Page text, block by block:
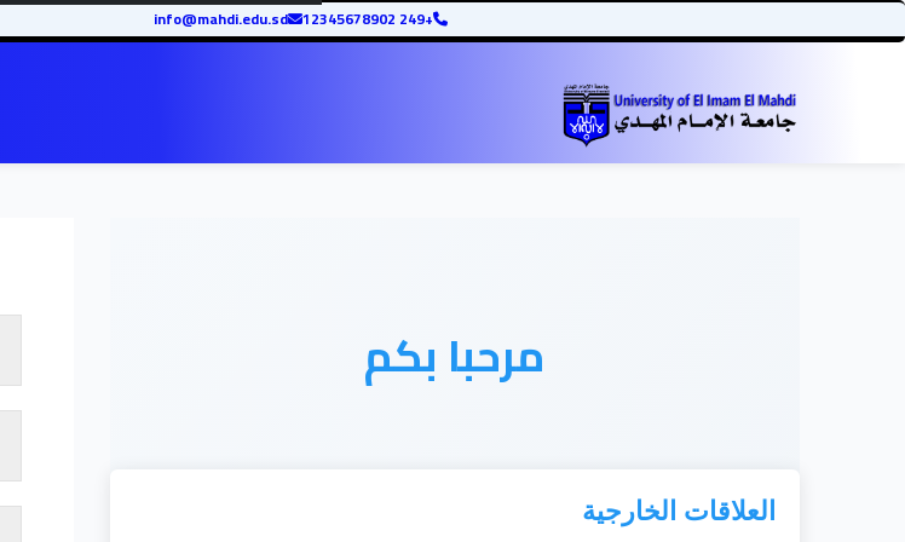
+249 12345678902
info@mahdi.edu.sd
مرحبا بكم
العلاقات الخارجية